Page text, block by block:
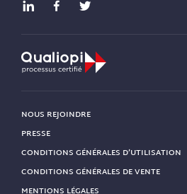
NOUS REJOINDRE
PRESSE
CONDITIONS GÉNÉRALES D’UTILISATION
CONDITIONS GÉNÉRALES DE VENTE
MENTIONS LÉGALES